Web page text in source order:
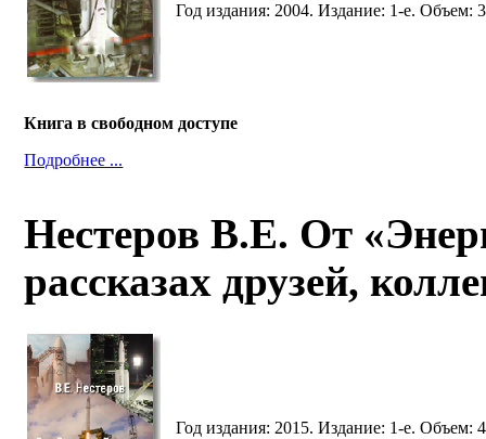
Год издания: 2004. Издание: 1-е. Объем:
Книга в свободном доступе
Подробнее ...
Нестеров В.Е. От
рассказах друзей,
Год издания: 2015. Издание: 1-е. Объем: